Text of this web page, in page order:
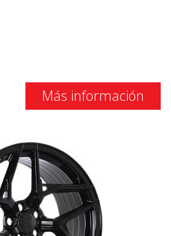
Más información